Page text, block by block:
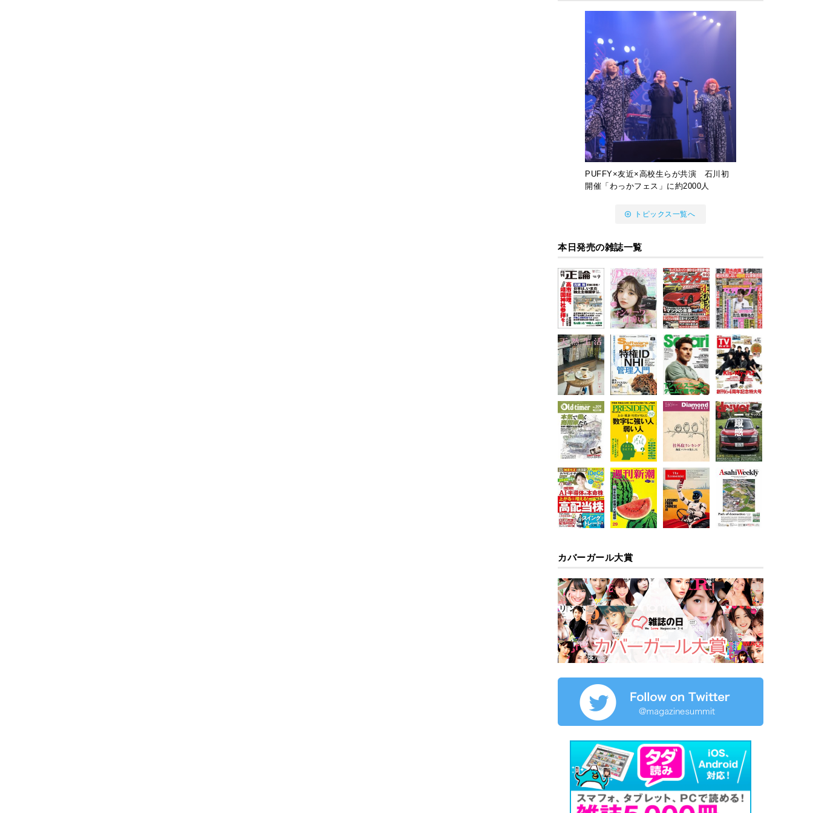
PUFFY×友近×高校生らが共演 石川初
開催「わっかフェス」に約2000人
トピックス一覧へ
本日発売の雑誌一覧
カバーガール大賞